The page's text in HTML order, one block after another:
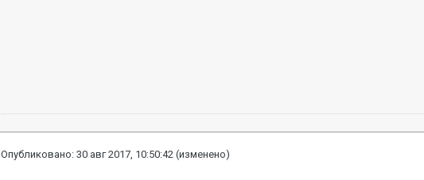
Опубликовано:30 авг 2017, 10:50:42 (изменено)